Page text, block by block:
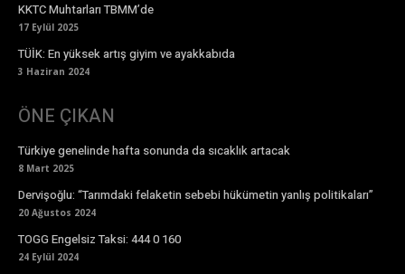
KKTC Muhtarları TBMM’de
17 Eylül 2025
TÜİK: En yüksek artış giyim ve ayakkabıda
3 Haziran 2024
ÖNE ÇIKAN
Türkiye genelinde hafta sonunda da sıcaklık artacak
8 Mart 2025
Dervişoğlu: “Tarımdaki felaketin sebebi hükümetin yanlış politikaları”
20 Ağustos 2024
TOGG Engelsiz Taksi: 444 0 160
24 Eylül 2024